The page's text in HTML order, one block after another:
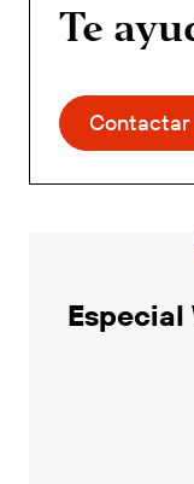
Te
Contactar
Especial